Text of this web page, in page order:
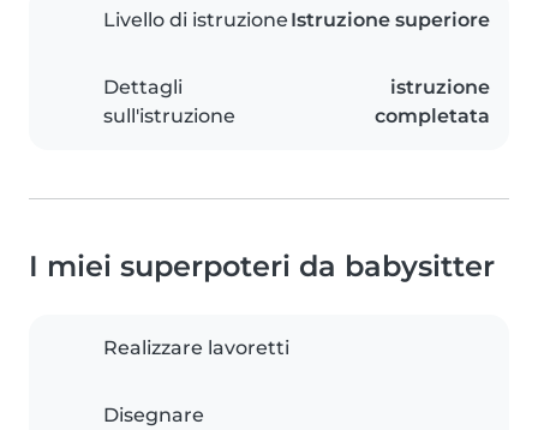
Livello di istruzione Istruzione superiore
Dettagli
sull'istruzione
istruzione
completata
I miei superpoteri da babysitter
Realizzare lavoretti
Disegnare